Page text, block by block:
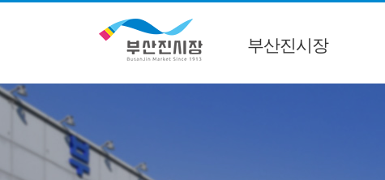
부산진시장